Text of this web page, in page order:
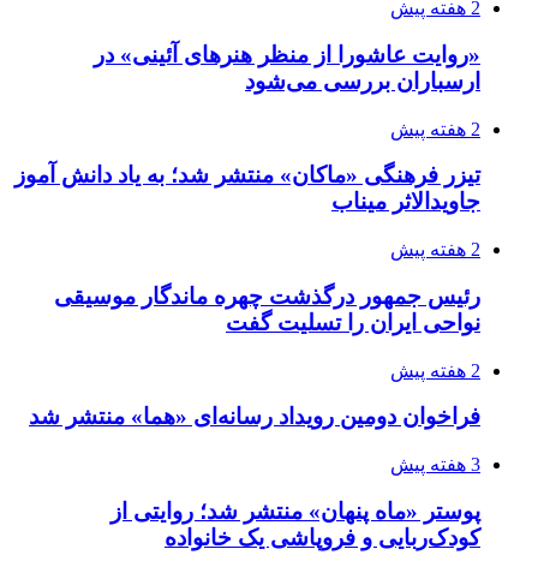
2 هفته پیش
«روایت عاشورا از منظر هنرهای آئینی» در
ارسباران بررسی می‌شود
2 هفته پیش
تیزر فرهنگی «ماکان» منتشر شد؛ به یاد دانش آموز
جاویدالاثر میناب
2 هفته پیش
رئیس جمهور درگذشت چهره ماندگار موسیقی
نواحی ایران را تسلیت گفت
2 هفته پیش
فراخوان دومین رویداد رسانه‌ای «هما» منتشر شد
3 هفته پیش
پوستر «ماه پنهان» منتشر شد؛ روایتی از
کودک‌ربایی و فروپاشی یک خانواده